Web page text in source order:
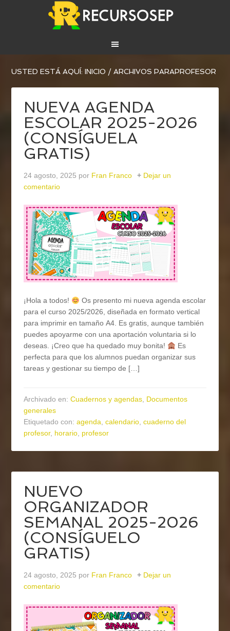
USTED ESTÁ AQUÍ:INICIO / ARCHIVOS PARAPROFESOR
NUEVA AGENDA
ESCOLAR 2025-2026
(CONSÍGUELA
GRATIS)
24 agosto, 2025 por Fran Franco
Dejar un
comentario
¡Hola a todos!
Os presento mi nueva agenda escolar
para el curso 2025/2026, diseñada en formato vertical
para imprimir en tamaño A4. Es gratis, aunque también
puedes apoyarme con una aportación voluntaria si lo
deseas. ¡Creo que ha quedado muy bonita!
Es
perfecta para que los alumnos puedan organizar sus
tareas y gestionar su tiempo de […]
Archivado en:Cuadernos y agendas, Documentos
generales
Etiquetado con:agenda,calendario,cuaderno del
profesor, horario, profesor
NUEVO
ORGANIZADOR
SEMANAL 2025-2026
(CONSÍGUELO
GRATIS)
24 agosto, 2025 por Fran Franco
Dejar un
comentario